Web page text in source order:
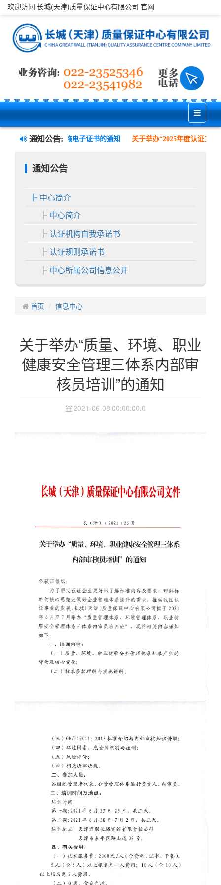
欢迎访问 长城(天津)质量保证中心有限公司 官网
通知公告:
证书样式变更并实施电子证书的通知 关于举办“2025年度认证工作
通知公告
中心简介
中心简介
认证机构自我承诺书
认证规则承诺书
中心所属公司信息公开
各分中心
中心业务
非认证业务
证书展示
中心活动
通知公告
认证动态
认证业务法律法规
资料下载
党建工作
企业基本信息
组织人事信息
财务信息
其他信息
实施规则
专题栏目
首页 信息中心
关于举办“质量、环境、职业
健康安全管理三体系内部审
核员培训”的通知
2021-06-08 00:00:00.0